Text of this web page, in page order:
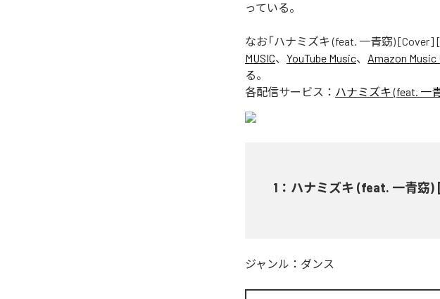
っている。
なお「ハナミズキ (feat. 一青窈) [Cover]
MUSIC、 YouTube Music、 Amazon Music
る。
各配信サービス： ハナミズキ (feat. 一
1 ： ハナミズキ (feat. 一青窈)
ジャンル： ダンス